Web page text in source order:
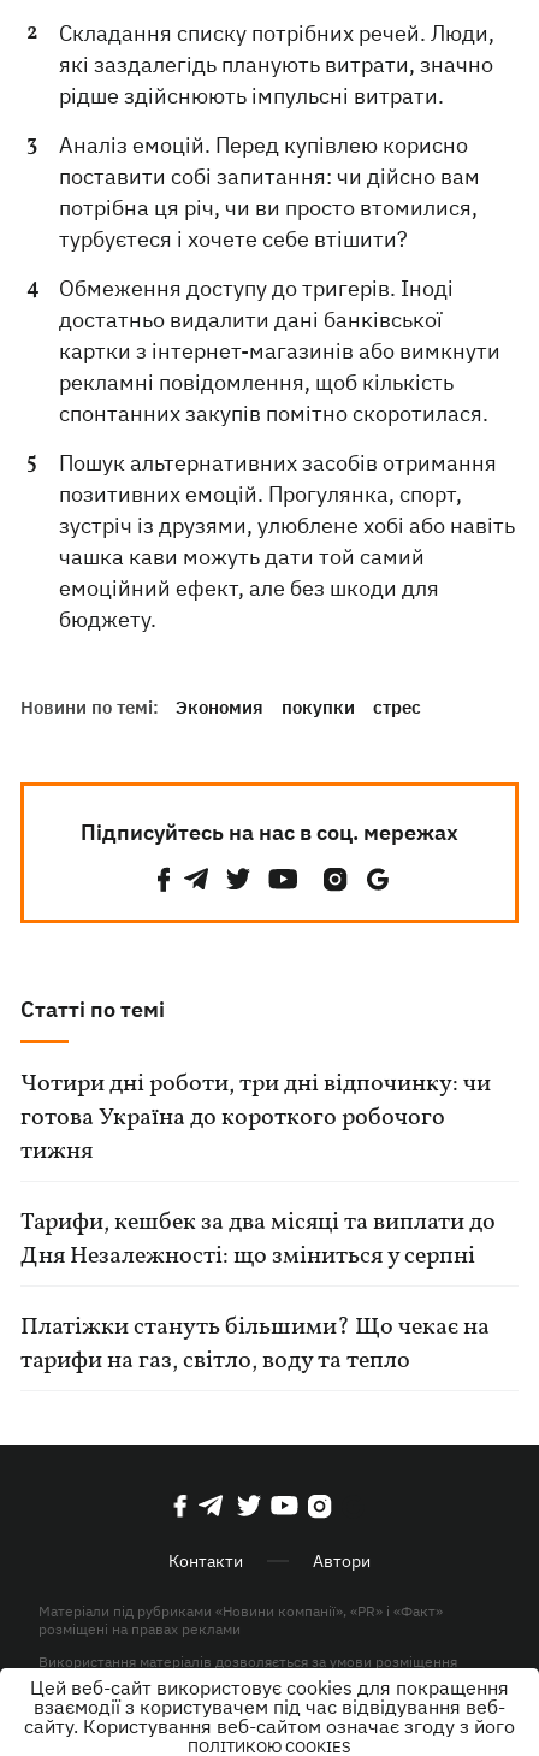
Складання списку потрібних речей. Люди,
які заздалегідь планують витрати, значно
рідше здійснюють імпульсні витрати.
Аналіз емоцій. Перед купівлею корисно
поставити собі запитання: чи дійсно вам
потрібна ця річ, чи ви просто втомилися,
турбуєтеся і хочете себе втішити?
Обмеження доступу до тригерів. Іноді
достатньо видалити дані банківської
картки з інтернет-магазинів або вимкнути
рекламні повідомлення, щоб кількість
спонтанних закупів помітно скоротилася.
Пошук альтернативних засобів отримання
позитивних емоцій. Прогулянка, спорт,
зустріч із друзями, улюблене хобі або навіть
чашка кави можуть дати той самий
емоційний ефект, але без шкоди для
бюджету.
Новини по темі: Экономия покупки стрес
Підписуйтесь на нас в соц. мережах
Статті по темі
Чотири дні роботи, три дні відпочинку: чи
готова Україна до короткого робочого
тижня
Тарифи, кешбек за два місяці та виплати до
Дня Незалежності: що зміниться у серпні
Платіжки стануть більшими? Що чекає на
тарифи на газ, світло, воду та тепло
Контакти Автори
Матеріали під рубриками «Новини компанії», «PR» і «Факт»
розміщені на правах реклами
Використання матеріалів дозволяється за умови розміщення
активного гіперпосилання на KP.UA в першому абзаці.
© ТОВ «ЮЛАВ МЕДІА» 2026. Всі права захищені.
Цей веб-сайт використовує cookies для покращення
взаємодії з користувачем під час відвідування веб-
сайту. Користування веб-сайтом означає згоду з його
ПОЛІТИКОЮ COOKIES